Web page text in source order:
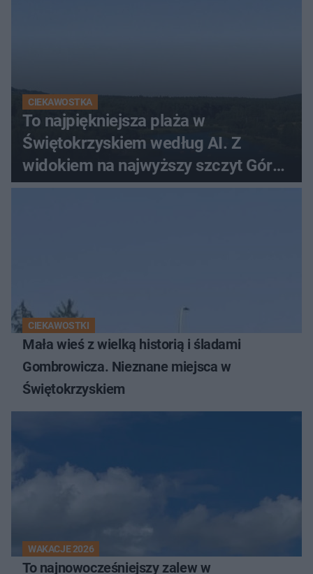
CIEKAWOSTKA
To najpiękniejsza plaża w
Świętokrzyskiem według AI. Z
widokiem na najwyższy szczyt Gór
Świętokrzyskich
CIEKAWOSTKI
Mała wieś z wielką historią i śladami
Gombrowicza. Nieznane miejsca w
Świętokrzyskiem
WAKACJE 2026
To najnowocześniejszy zalew w